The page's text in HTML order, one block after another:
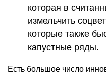
которая в
измельчить
которые также
капустные ряды.
Есть большое число